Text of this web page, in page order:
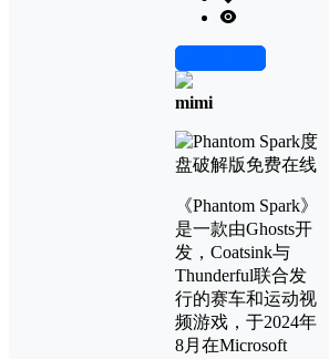
mimi
《Phantom Spark》
是一款由Ghosts开
发，Coatsink与
Thunderful联合发
行的赛车和运动视
频游戏，于2024年
8月在Microsoft